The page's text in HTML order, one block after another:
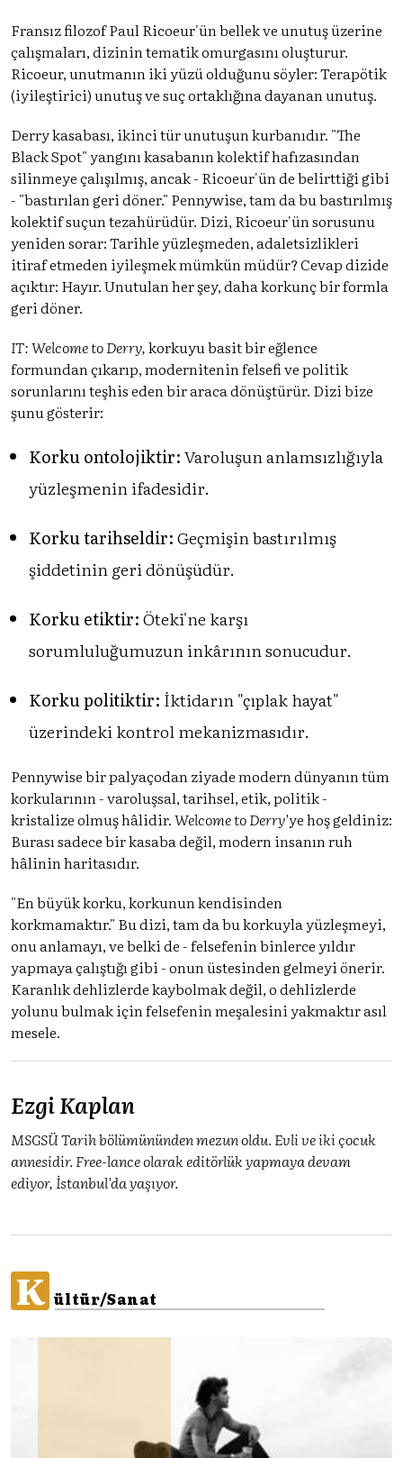
Fransız filozof Paul Ricoeur'ün bellek ve unutuş üzerine
çalışmaları, dizinin tematik omurgasını oluşturur.
Ricoeur, unutmanın iki yüzü olduğunu söyler: Terapötik
(iyileştirici) unutuş ve suç ortaklığına dayanan unutuş.
Derry kasabası, ikinci tür unutuşun kurbanıdır. "The
Black Spot" yangını kasabanın kolektif hafızasından
silinmeye çalışılmış, ancak - Ricoeur'ün de belirttiği gibi
- "bastırılan geri döner." Pennywise, tam da bu bastırılmış
kolektif suçun tezahürüdür. Dizi, Ricoeur'ün sorusunu
yeniden sorar: Tarihle yüzleşmeden, adaletsizlikleri
itiraf etmeden iyileşmek mümkün müdür? Cevap dizide
açıktır: Hayır. Unutulan her şey, daha korkunç bir formla
geri döner.
IT: Welcome to Derry,korkuyu basit bir eğlence
formundan çıkarıp, modernitenin felsefi ve politik
sorunlarını teşhis eden bir araca dönüştürür. Dizi bize
şunu gösterir:
Korku ontolojiktir:Varoluşun anlamsızlığıyla
yüzleşmenin ifadesidir.
Korku tarihseldir:Geçmişin bastırılmış
şiddetinin geri dönüşüdür.
Korku etiktir:Öteki'ne karşı
sorumluluğumuzun inkârının sonucudur.
Korku politiktir: İktidarın "çıplak hayat"
üzerindeki kontrol mekanizmasıdır.
Pennywise bir palyaçodan ziyade modern dünyanın tüm
korkularının - varoluşsal, tarihsel, etik, politik -
kristalize olmuş hâlidir.Welcome to Derry'ye hoş geldiniz:
Burası sadece bir kasaba değil, modern insanın ruh
hâlinin haritasıdır.
"En büyük korku, korkunun kendisinden
korkmamaktır." Bu dizi, tam da bu korkuyla yüzleşmeyi,
onu anlamayı, ve belki de - felsefenin binlerce yıldır
yapmaya çalıştığı gibi - onun üstesinden gelmeyi önerir.
Karanlık dehlizlerde kaybolmak değil, o dehlizlerde
yolunu bulmak için felsefenin meşalesini yakmaktır asıl
mesele.
Ezgi Kaplan
MSGSÜ Tarih bölümününden mezun oldu. Evli ve iki çocuk
annesidir. Free-lance olarak editörlük yapmaya devam
ediyor, İstanbul'da yaşıyor.
K ültür/Sanat